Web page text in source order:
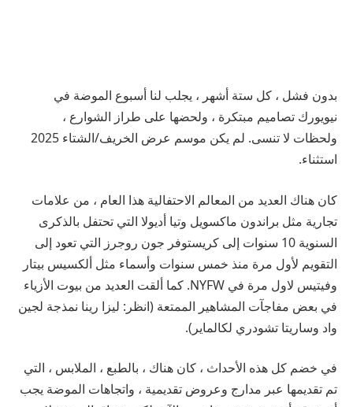
بدون فشل ، كل ستة أشهر ، يجلب لنا أسبوع الموضة في
نيويورك تصاميم مبتكرة ، ولحضها على طراز الشوارع ،
ولحظات لا تنسى. لم يكن موسم عرض الخريف/الشتاء 2025
استثناء.
كان هناك العديد من المعالم الاحتفالية هذا العام ، من علامات
تجارية مثل براندون ماكسويل وتيا أديولا التي تحتفل بالذكرى
السنوية 10 سنوات إلى كريستوفر جون روجرز التي تعود إلى
التقويم لأول مرة منذ خمس سنوات وأسماء مثل ألكسيس بيتار
وفيتيس لاول مرة في NYFW. كما ألقت العديد من بيوت الأزياء
في بعض مفاجآت المشاهير الممتعة (انظر: ليزا رينا نمذجة لجين
واد وساريتا تشودري لكالماير).
في خضم كل هذه الأحداث ، كان هناك ، بالطبع ، الملابس ، التي
تم تقديمها عبر مدارج وعروض تقديمية ، واتجاهات الموضة يجب